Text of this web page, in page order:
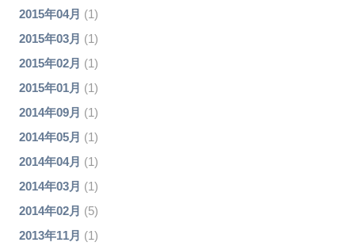
2015年04月 (1)
2015年03月 (1)
2015年02月 (1)
2015年01月 (1)
2014年09月 (1)
2014年05月 (1)
2014年04月 (1)
2014年03月 (1)
2014年02月 (5)
2013年11月 (1)